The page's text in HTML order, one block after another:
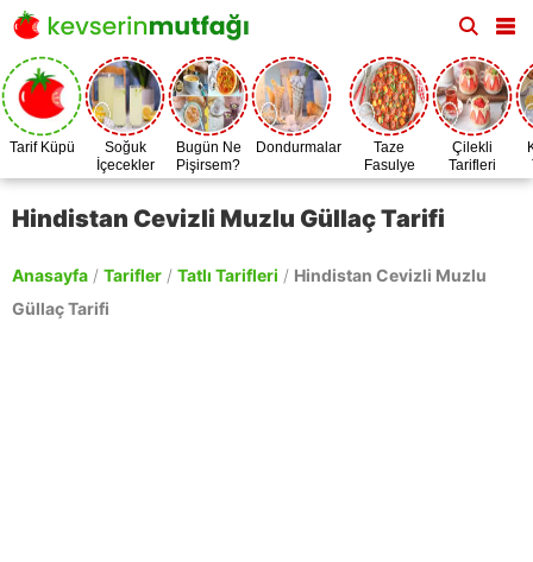
Tarif Küpü
Soğuk
İçecekler
Bugün Ne
Pişirsem?
Dondurmalar
Taze
Fasulye
Zamanı
Çilekli
Tarifleri
Hindistan Cevizli Muzlu Güllaç Tarifi
Anasayfa / Tarifler / Tatlı Tarifleri / Hindistan Cevizli Muzlu
Güllaç Tarifi